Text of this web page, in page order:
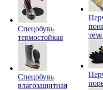
Спецобувь
термостойкая
Спецобувь
влагозащитная